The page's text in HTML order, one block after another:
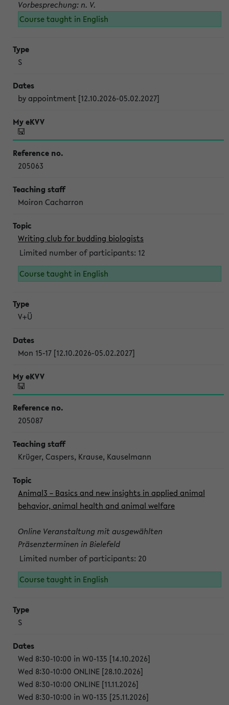
Vorbesprechung: n. V.
Course taught in English
S
by appointment [12.10.2026-05.02.2027]
205063
Moiron Cacharron
Writing club for budding biologists
Limited number of participants: 12
Course taught in English
V+Ü
Mon 15-17 [12.10.2026-05.02.2027]
205087
Krüger, Caspers, Krause, Kauselmann
Animal3 – Basics and new insights in applied animal
behavior, animal health and animal welfare
Online Veranstaltung mit ausgewählten
Präsenzterminen in Bielefeld
Limited number of participants: 20
Course taught in English
S
Wed 8:30-10:00 in W0-135 [14.10.2026]
Wed 8:30-10:00 ONLINE [28.10.2026]
Wed 8:30-10:00 ONLINE [11.11.2026]
Wed 8:30-10:00 in W0-135 [25.11.2026]